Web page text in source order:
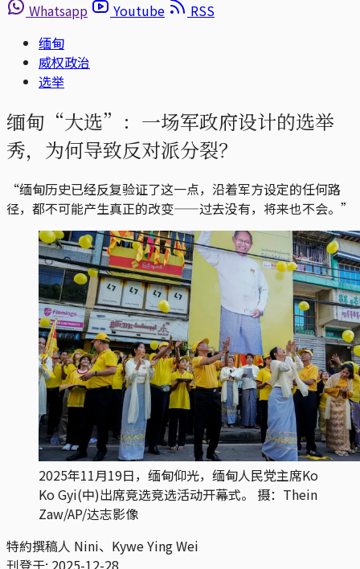
Whatsapp
Youtube
RSS
缅甸
威权政治
选举
缅甸“大选”：一场军政府设计的选举
秀，为何导致反对派分裂？
“缅甸历史已经反复验证了这一点，沿着军方设定的任何路
径，都不可能产生真正的改变——过去没有，将来也不会。”
2025年11月19日，缅甸仰光，缅甸人民党主席Ko
Ko Gyi(中)出席竞选竞选活动开幕式。 摄：Thein
Zaw/AP/达志影像
特約撰稿人 Nini、Kywe Ying Wei
刊登于: 2025-12-28